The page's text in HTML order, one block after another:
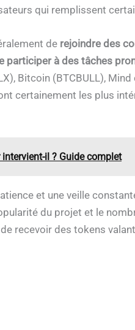
qui remplissent
de rejoindre des
participer à des tâches
X), Bitcoin (BTCBULL),
certainement les plus
il ? Guide complet
et une veille
du projet et le
recevoir des tokens